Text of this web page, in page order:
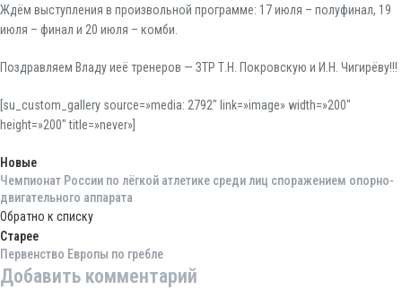
Ждём выступления в произвольной программе: 17 июля – полуфинал, 19
июля – финал и 20 июля – комби.
Поздравляем Владу иеё тренеров — ЗТР Т.Н. Покровскую и И.Н. Чигирёву!!!
[su_custom_gallery source=»media: 2792″ link=»image» width=»200″
height=»200″ title=»never»]
Новые
Чемпионат России по лёгкой атлетике среди лиц споражением опорно-
двигательного аппарата
Обратно к списку
Старее
Первенство Европы по гребле
Добавить комментарий